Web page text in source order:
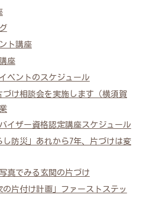
ト講座
座
ベントのスケジュール
け相談会を実施します（横須賀
イザー資格認定講座スケジュール
防災」あれから7年、片づけは変
真でみる玄関の片づけ
片付け計画」ファーストステッ